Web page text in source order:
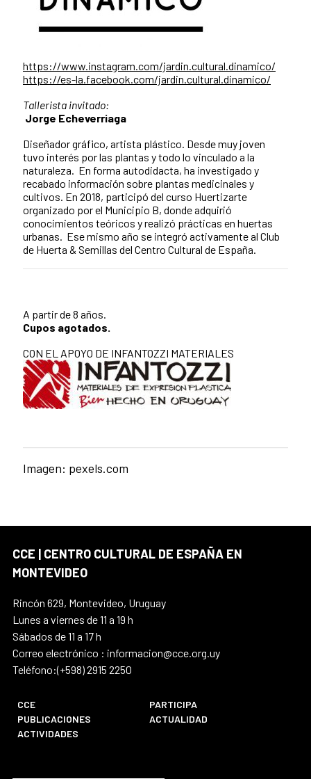
https://www.instagram.com/jardin.cultural.dinamico/
https://es-la.facebook.com/jardin.cultural.dinamico/
Tallerista invitado:
Jorge Echeverriaga
Diseñador gráfico, artista plástico. Desde muy joven
tuvo interés por las plantas y todo lo vinculado a la
naturaleza. En forma autodidacta, ha investigado y
recabado información sobre plantas medicinales y
cultivos. En 2018, participó del curso Huertizarte
organizado por el Municipio B, donde adquirió
conocimientos teóricos y realizó prácticas en huertas
urbanas. Ese mismo año se integró activamente al Club
de Huerta & Semillas del Centro Cultural de España.
A partir de 8 años.
Cupos agotados.
CON EL APOYO DE INFANTOZZI MATERIALES
Imagen: pexels.com
CCE | CENTRO CULTURAL DE ESPAÑA EN
MONTEVIDEO
Rincón 629, Montevideo, Uruguay
Lunes a viernes de 11 a 19 h
Sábados de 11 a 17 h
Correo electrónico : informacion@cce.org.uy
Teléfono:(+598) 2915 2250
CCE
PARTICIPA
PUBLICACIONES
ACTUALIDAD
ACTIVIDADES